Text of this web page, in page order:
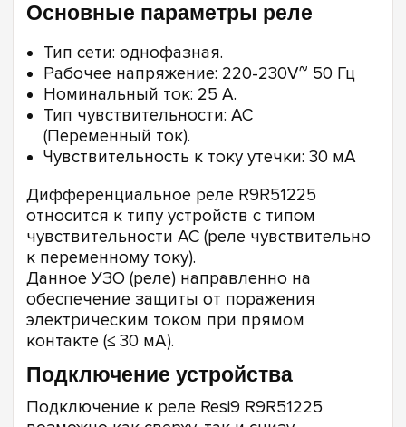
Основные параметры реле
Тип сети: однофазная.
Рабочее напряжение: 220-230V~ 50 Гц
Номинальный ток: 25 А.
Тип чувствительности: АС
(Переменный ток).
Чувствительность к току утечки: 30 мА
Дифференциальное реле R9R51225
относится к типу устройств с типом
чувствительности АС (реле чувствительно
к переменному току).
Данное УЗО (реле) направленно на
обеспечение защиты от поражения
электрическим током при прямом
контакте (≤ 30 мА).
Подключение устройства
Подключение к реле Resi9 R9R51225